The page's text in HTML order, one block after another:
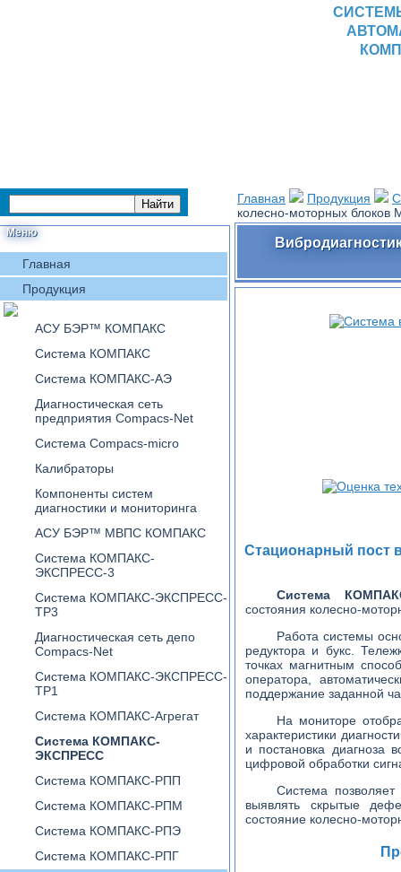
Меню
Главная
Продукция
АСУ БЭР™ КОМПАКС
Система КОМПАКС
Система КОМПАКС-АЭ
Диагностическая сеть
предприятия Compacs-Net
Система Compacs-micro
Калибраторы
Компоненты систем
диагностики и мониторинга
АСУ БЭР™ МВПС КОМПАКС
Система КОМПАКС-
ЭКСПРЕСС-3
Система КОМПАКС-ЭКСПРЕСС-
ТР3
Диагностическая сеть депо
Compacs-Net
Система КОМПАКС-ЭКСПРЕСС-
ТР1
Система КОМПАКС-Агрегат
Система КОМПАКС-
ЭКСПРЕСС
Система КОМПАКС-РПП
Система КОМПАКС-РПМ
Система КОМПАКС-РПЭ
Система КОМПАКС-РПГ
Главная Продукция
колесно-моторных
Стационарный пост
Система
состояния колесно-
Работа системы
редуктора и букс.
точках магнитным
оператора,
поддержание заданной
На мониторе
характеристики
и постановка диагноза
цифровой обработки
Система
выявлять скрытые
состояние колесно-